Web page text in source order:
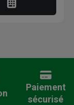
Paiement
sécurisé